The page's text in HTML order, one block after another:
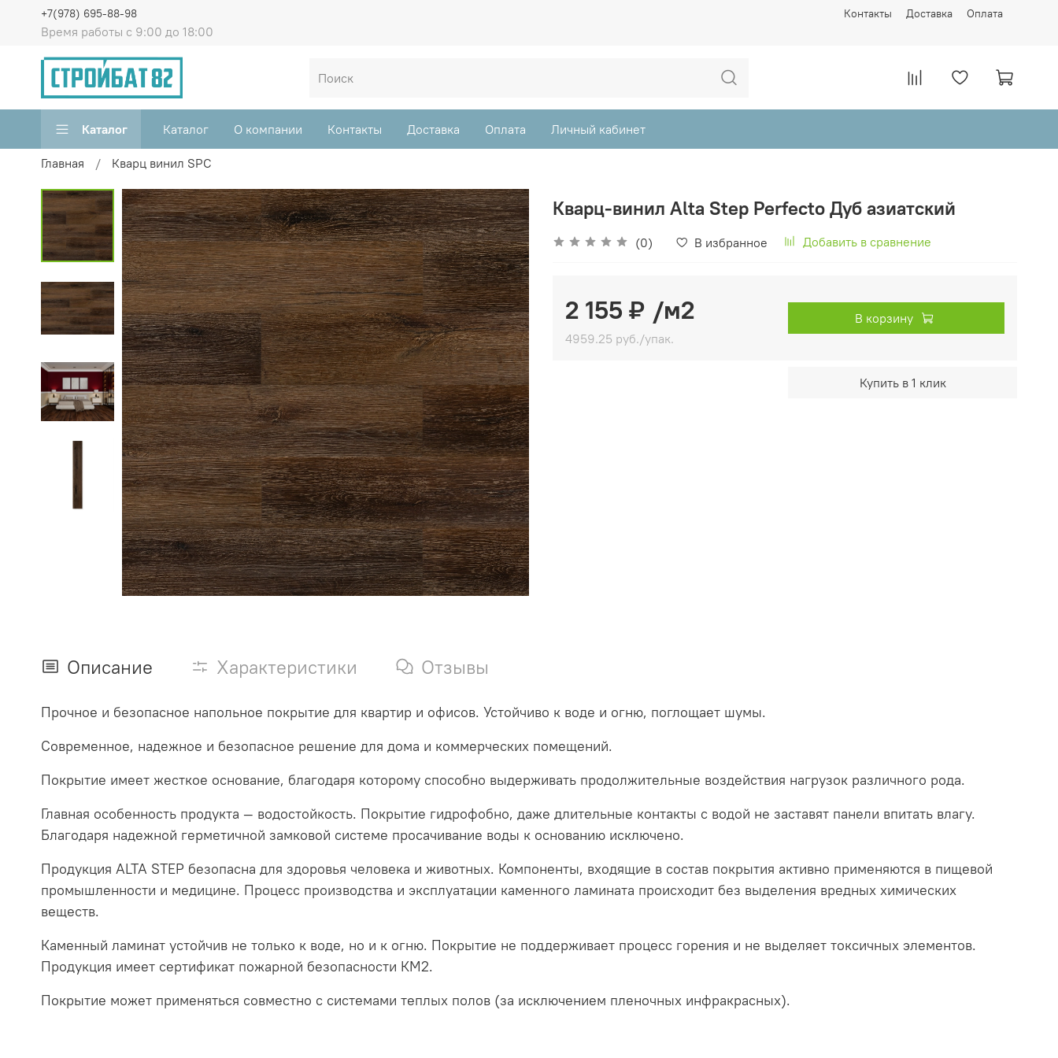
Контакты Доставка Оплата
Время работы с 9:00 до 18:00
+7(978) 695-88-98
Каталог Каталог О компании Контакты Доставка Оплата Личный кабинет
Главная Кварц винил SPC
Кварц-винил Alta Step Perfecto Дуб азиатский
(0) В избранное Добавить в сравнение
2 155 ₽ /м2
4959.25 руб./упак.
В корзину
Купить в 1 клик
Описание Характеристики Отзывы
Прочное и безопасное напольное покрытие для квартир и офисов. Устойчиво к воде и огню, поглощает шумы.
Современное, надежное и безопасное решение для дома и коммерческих помещений.
Покрытие имеет жесткое основание, благодаря которому способно выдерживать продолжительные воздействия нагрузок различного рода.
Главная особенность продукта — водостойкость. Покрытие гидрофобно, даже длительные контакты с водой не заставят панели впитать влагу.
Благодаря надежной герметичной замковой системе просачивание воды к основанию исключено.
Продукция ALTA STEP безопасна для здоровья человека и животных. Компоненты, входящие в состав покрытия активно применяются в пищевой
промышленности и медицине. Процесс производства и эксплуатации каменного ламината происходит без выделения вредных химических
веществ.
Каменный ламинат устойчив не только к воде, но и к огню. Покрытие не поддерживает процесс горения и не выделяет токсичных элементов.
Продукция имеет сертификат пожарной безопасности КМ2.
Покрытие может применяться совместно с системами теплых полов (за исключением пленочных инфракрасных).